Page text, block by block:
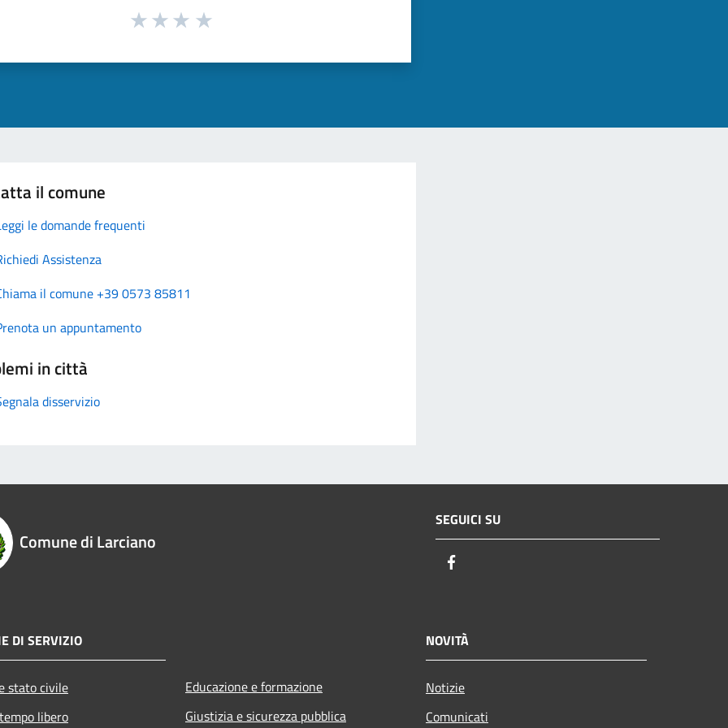
il comune
le domande frequenti
Assistenza
il comune +39 0573 85811
un appuntamento
in città
disservizio
Comune di Larciano
SEGUICI SU
DI SERVIZIO
stato civile
libero
Educazione e formazione
Giustizia e sicurezza pubblica
NOVITÀ
Notizie
Comunicati